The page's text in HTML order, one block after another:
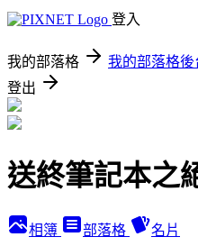
登入
我的部落格 我的部落格後
登出
送終筆記本之
相簿 部落格 名片